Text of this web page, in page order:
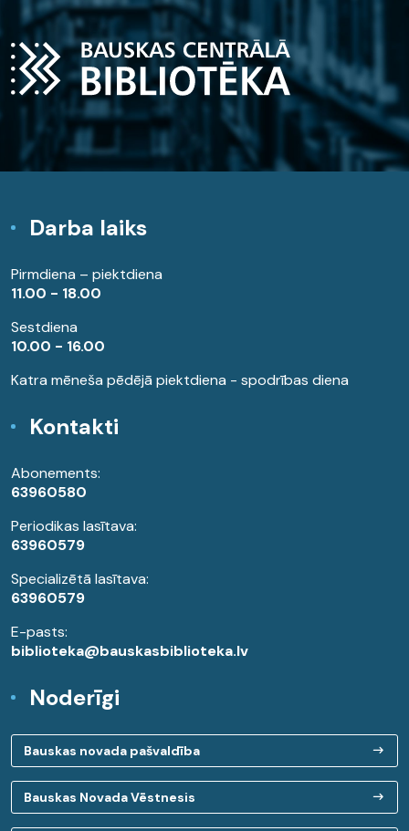
Darba laiks
Pirmdiena – piektdiena
11.00 - 18.00
Sestdiena
10.00 - 16.00
Katra mēneša pēdējā piektdiena - spodrības diena
Kontakti
Abonements:
63960580
Periodikas lasītava:
63960579
Specializētā lasītava:
63960579
E-pasts:
biblioteka@bauskasbiblioteka.lv
Noderīgi
Bauskas novada pašvaldība
Bauskas Novada Vēstnesis